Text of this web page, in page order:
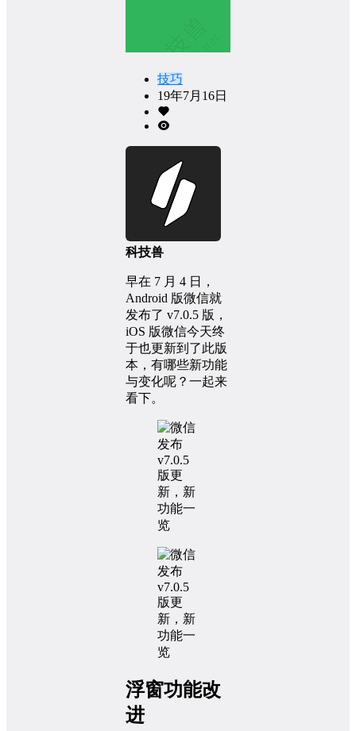
技巧
19年7月16日
科技兽
早在 7 月 4 日，
Android 版微信就
发布了 v7.0.5 版，
iOS 版微信今天终
于也更新到了此版
本，有哪些新功能
与变化呢？一起来
看下。
浮窗功能改
进